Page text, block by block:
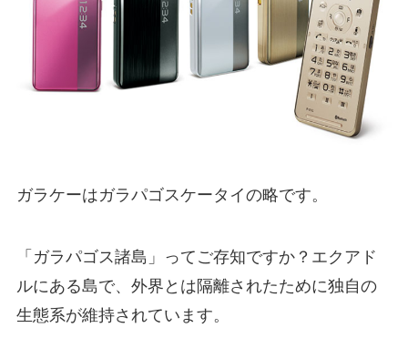
ガラケーはガラパゴスケータイの略です。
「ガラパゴス諸島」ってご存知ですか？エクアド
ルにある島で、外界とは隔離されたために独自の
生態系が維持されています。